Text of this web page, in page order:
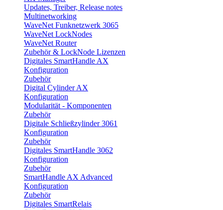
Updates, Treiber, Release notes
Multinetworking
WaveNet Funknetzwerk 3065
WaveNet LockNodes
WaveNet Router
Zubehör & LockNode Lizenzen
Digitales SmartHandle AX
Konfiguration
Zubehör
Digital Cylinder AX
Konfiguration
Modularität - Komponenten
Zubehör
Digitale Schließzylinder 3061
Konfiguration
Zubehör
Digitales SmartHandle 3062
Konfiguration
Zubehör
SmartHandle AX Advanced
Konfiguration
Zubehör
Digitales SmartRelais